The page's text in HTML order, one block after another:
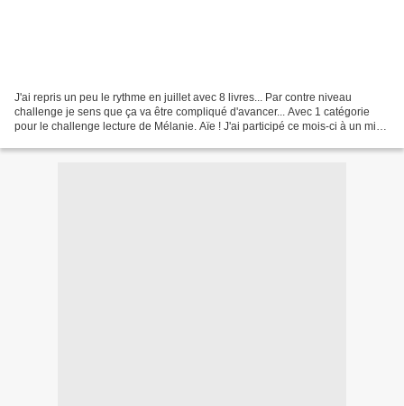
J'ai repris un peu le rythme en juillet avec 8 livres... Par contre niveau
challenge je sens que ça va être compliqué d'avancer... Avec 1 catégorie
pour le challenge lecture de Mélanie. Aïe ! J'ai participé ce mois-ci à un mini